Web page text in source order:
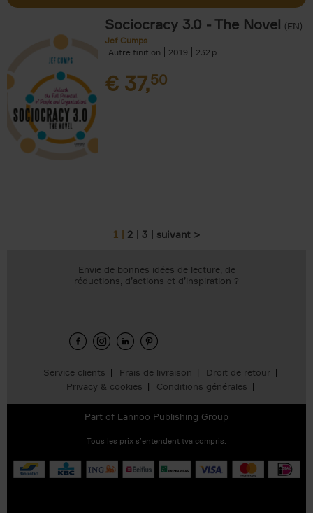
Sociocracy 3.0 - The Novel (EN)
Jef Cumps
Autre finition
2019 232
€ 37,50
1 2 3 suivant >
Service clients Frais de livraison
Droit de retour
Privacy & cookies
Conditions générales
Envie de bonnes idées de lecture, de
réductions, d’actions et d’inspiration ?
Part of Lannoo Publishing Group
Tous les prix s’entendent tva compris.